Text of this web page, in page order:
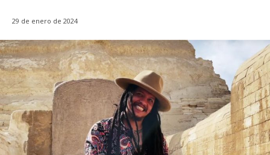
29 de enero de 2024